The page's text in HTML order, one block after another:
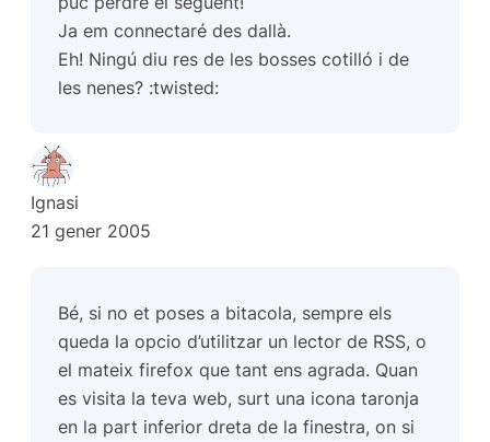
Ja em connectaré des dallà.
Eh! Ningú diu res de les bosses cotilló i de
les nenes? :twisted:
Ignasi
21 gener 2005
Bé, si no et poses a bitacola, sempre els
queda la opcio d’utilitzar un lector de RSS, o
el mateix firefox que tant ens agrada. Quan
es visita la teva web, surt una icona taronja
en la part inferior dreta de la finestra, on si